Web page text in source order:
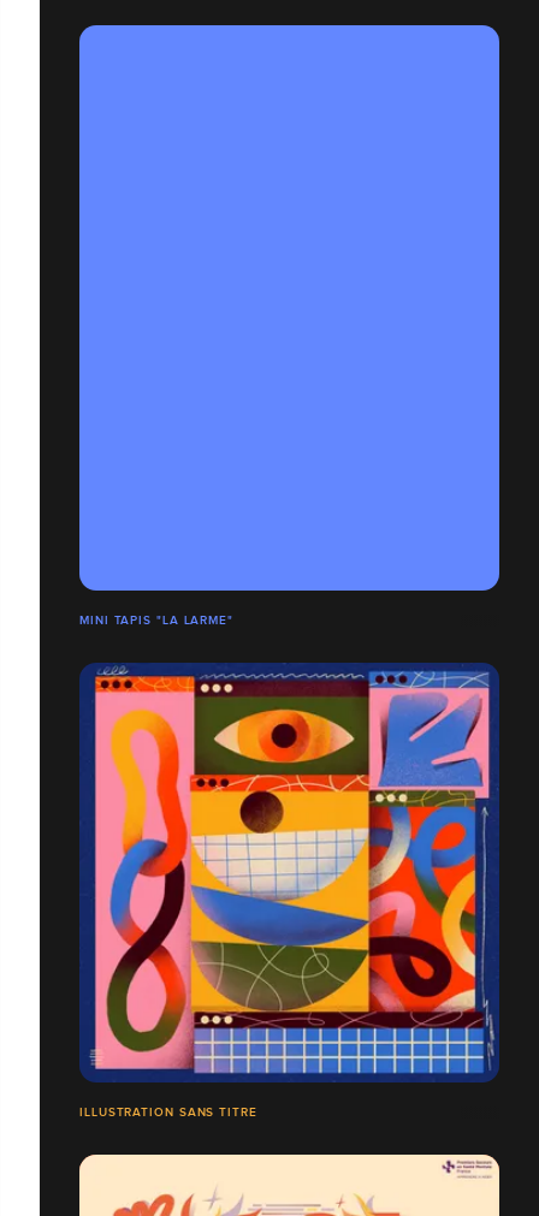
MINI TAPIS "LA LARME"
ILLUSTRATION SANS TITRE